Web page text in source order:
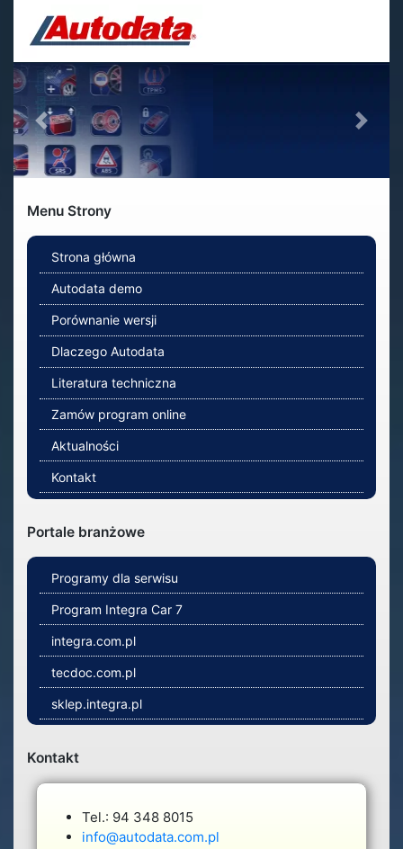
content
Previous Next
Menu Strony
Strona główna
Autodata demo
Porównanie wersji
Dlaczego Autodata
Literatura techniczna
Zamów program online
Aktualności
Kontakt
Portale branżowe
Programy dla serwisu
Program Integra Car 7
integra.com.pl
tecdoc.com.pl
sklep.integra.pl
Kontakt
Tel.: 94 348 8015
info@autodata.com.pl